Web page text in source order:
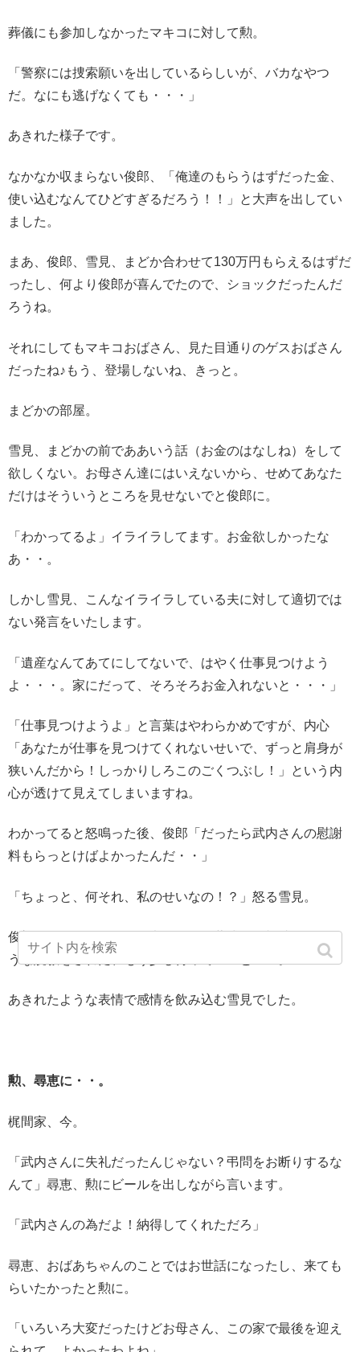
葬儀にも参加しなかったマキコに対して勲。
「警察には捜索願いを出しているらしいが、バカなやつ
だ。なにも逃げなくても・・・」
あきれた様子です。
なかなか収まらない俊郎、「俺達のもらうはずだった金、
使い込むなんてひどすぎるだろう！！」と大声を出してい
ました。
まあ、俊郎、雪見、まどか合わせて130万円もらえるはずだ
ったし、何より俊郎が喜んでたので、ショックだったんだ
ろうね。
それにしてもマキコおばさん、見た目通りのゲスおばさん
だったね♪もう、登場しないね、きっと。
まどかの部屋。
雪見、まどかの前でああいう話（お金のはなしね）をして
欲しくない。お母さん達にはいえないから、せめてあなた
だけはそういうところを見せないでと俊郎に。
「わかってるよ」イライラしてます。お金欲しかったな
あ・・。
しかし雪見、こんなイライラしている夫に対して適切では
ない発言をいたします。
「遺産なんてあてにしてないで、はやく仕事見つけよう
よ・・・。家にだって、そろそろお金入れないと・・・」
「仕事見つけようよ」と言葉はやわらかめですが、内心
「あなたが仕事を見つけてくれないせいで、ずっと肩身が
狭いんだから！しっかりしろこのごくつぶし！」という内
心が透けて見えてしまいますね。
わかってると怒鳴った後、俊郎「だったら武内さんの慰謝
料もらっとけばよかったんだ・・」
「ちょっと、何それ、私のせいなの！？」怒る雪見。
俊郎、こっちもいろいろ考えてる、葬式でも親戚に同じよ
うな説教をされた、もう少し待って！！と・・。
あきれたような表情で感情を飲み込む雪見でした。
勲、尋恵に・・。
梶間家、今。
「武内さんに失礼だったんじゃない？弔問をお断りするな
んて」尋恵、勲にビールを出しながら言います。
「武内さんの為だよ！納得してくれただろ」
尋恵、おばあちゃんのことではお世話になったし、来ても
らいたかったと勲に。
「いろいろ大変だったけどお母さん、この家で最後を迎え